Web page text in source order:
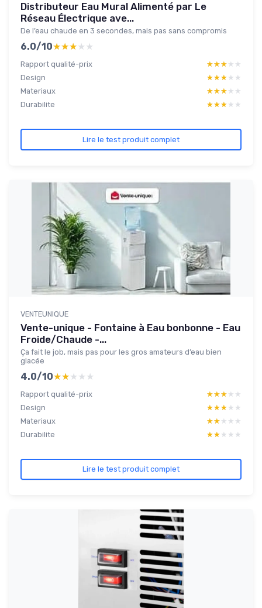
Distributeur Eau Mural Alimenté par Le
Réseau Électrique ave...
De l’eau chaude en 3 secondes, mais pas sans compromis
6.0/10★★★★★
★★★★★
Rapport qualité-prix ★★★★★
★★★★★
Design
★★★★★
★★★★★
Materiaux
★★★★★
★★★★★
Durabilite
★★★★★
★★★★★
Lire le test produit complet
VENTEUNIQUE
Vente-unique - Fontaine à Eau bonbonne - Eau
Froide/Chaude -...
Ça fait le job, mais pas pour les gros amateurs d’eau bien
glacée
4.0/10★★★★★
★★★★★
Rapport qualité-prix ★★★★★
★★★★★
Design
★★★★★
★★★★★
Materiaux
★★★★★
★★★★★
Durabilite
★★★★★
★★★★★
Lire le test produit complet